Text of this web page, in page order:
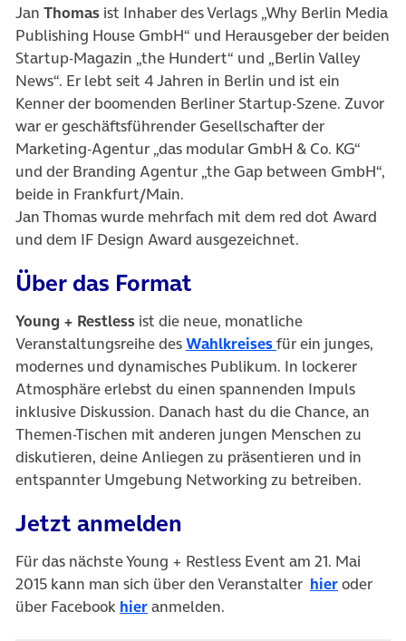
Jan Thomas ist Inhaber des Verlags „Why Berlin Media
Publishing House GmbH“ und Herausgeber der beiden
Startup-Magazin „the Hundert“ und „Berlin Valley
News“. Er lebt seit 4 Jahren in Berlin und ist ein
Kenner der boomenden Berliner Startup-Szene. Zuvor
war er geschäftsführender Gesellschafter der
Marketing-Agentur „das modular GmbH & Co. KG“
und der Branding Agentur „the Gap between GmbH“,
beide in Frankfurt/Main.
Jan Thomas wurde mehrfach mit dem red dot Award
und dem IF Design Award ausgezeichnet.
Über das Format
Young + Restless ist die neue, monatliche
Veranstaltungsreihe desWahlkreises(öffnet in neuem
für ein junges,
modernes und dynamisches Publikum. In lockerer
Atmosphäre erlebst du einen spannenden Impuls
inklusive Diskussion. Danach hast du die Chance, an
Themen-Tischen mit anderen jungen Menschen zu
diskutieren, deine Anliegen zu präsentieren und in
entspannter Umgebung Networking zu betreiben.
Jetzt anmelden
Für das nächste Young + Restless Event am 21. Mai
2015 kann man sich über den Veranstalter hier(öffnet in
oder
über Facebook hier(öffnet in neuem Tab)
anmelden.